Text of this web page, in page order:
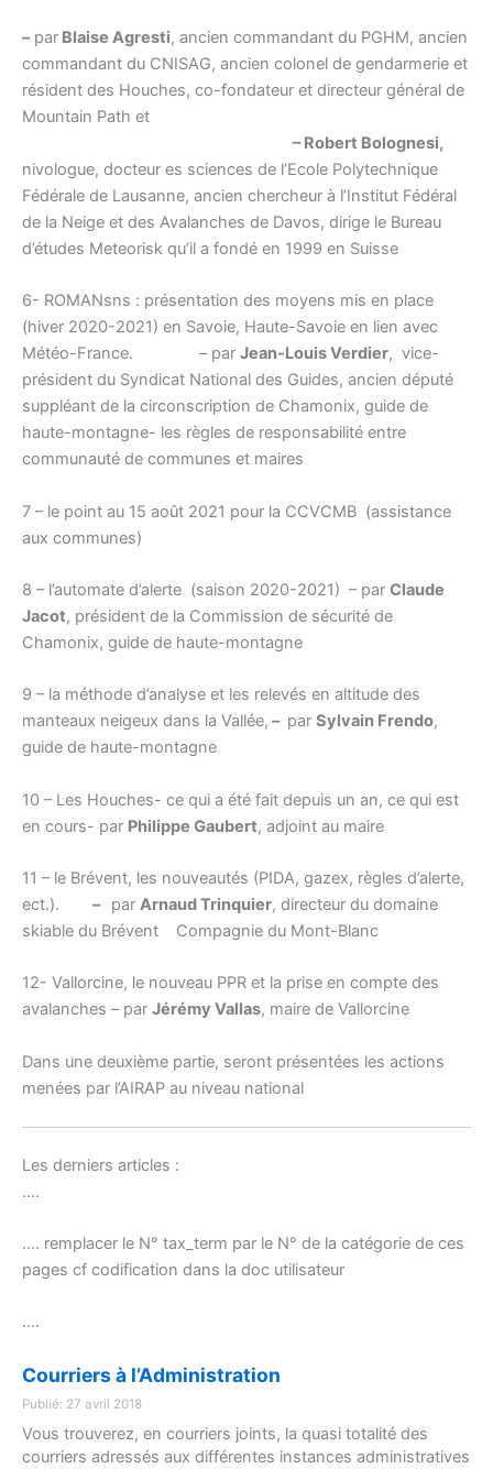
–par Blaise Agresti, ancien commandant du PGHM, ancien
commandant du CNISAG, ancien colonel de gendarmerie et
résident des Houches, co-fondateur et directeur général de
Mountain Path et
– Robert Bolognesi,
nivologue, docteur es sciences de l’Ecole Polytechnique
Fédérale de Lausanne, ancien chercheur à l’Institut Fédéral
de la Neige et des Avalanches de Davos, dirige le Bureau
d’études Meteorisk qu’il a fondé en 1999 en Suisse
6- ROMANsns : présentation des moyens mis en place
(hiver 2020-2021) en Savoie, Haute-Savoie en lien avec
Météo-France. – par Jean-Louis Verdier, vice-
président du Syndicat National des Guides, ancien député
suppléant de la circonscription de Chamonix, guide de
haute-montagne- les règles de responsabilité entre
communauté de communes et maires
7 – le point au 15 août 2021 pour la CCVCMB (assistance
aux communes)
8 – l’automate d’alerte (saison 2020-2021) – par Claude
Jacot, président de la Commission de sécurité de
Chamonix, guide de haute-montagne
9 – la méthode d’analyse et les relevés en altitude des
manteaux neigeux dans la Vallée, – par Sylvain Frendo,
guide de haute-montagne
10 – Les Houches- ce qui a été fait depuis un an, ce qui est
en cours- par Philippe Gaubert, adjoint au maire
11 – le Brévent, les nouveautés (PIDA, gazex, règles d’alerte,
ect.).
– par Arnaud Trinquier, directeur du domaine
skiable du Brévent Compagnie du Mont-Blanc
12- Vallorcine, le nouveau PPR et la prise en compte des
avalanches – par Jérémy Vallas, maire de Vallorcine
Dans une deuxième partie, seront présentées les actions
menées par l’AIRAP au niveau national
Les derniers articles :
….
…. remplacer le N° tax_term par le N° de la catégorie de ces
pages cf codification dans la doc utilisateur
….
Courriers à l’Administration
Publié: 27 avril 2018
Vous trouverez, en courriers joints, la quasi totalité des
courriers adressés aux différentes instances administratives